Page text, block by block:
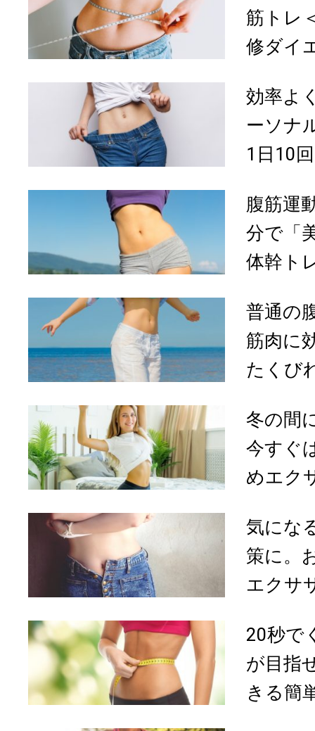
筋トレ
修ダイ
効率よ
ーソナ
1日10
腹筋運
分で「
体幹ト
普通の
筋肉に
たくび
冬の間
今すぐ
めエク
気にな
策に。
エクサ
20秒で
が目指
きる簡